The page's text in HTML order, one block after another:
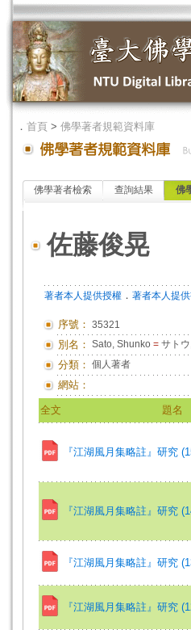
． 首頁 > 佛學著者規範資料庫
佛學著者檢索 查詢結果 佛
佐藤俊晃
著者本人提供授權 ． 著者本人提供
序號： 35321
別名： Sato, Shunko = サト
分類： 個人著者
網站：
全文 題名
『江湖風月集略註』研究
『江湖風月集略註』研究
『江湖風月集略註』研究
『江湖風月集略註』研究